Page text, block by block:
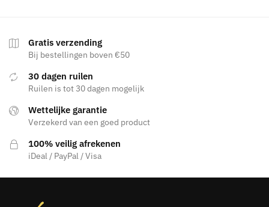
Gratis verzending
Bij bestellingen boven €50
30 dagen ruilen
Ruilen is tot 30 dagen mogelijk
Wettelijke garantie
Verzekerd van een goed product
100% veilig afrekenen
iDeal / PayPal / Visa